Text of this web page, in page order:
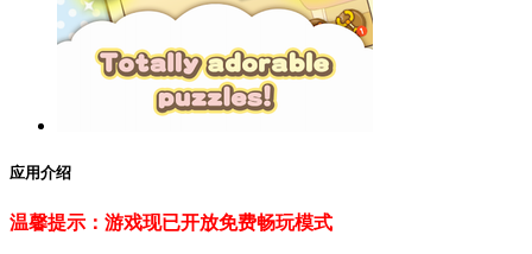
应用介绍
温馨提示：游戏现已开放免费畅玩模式